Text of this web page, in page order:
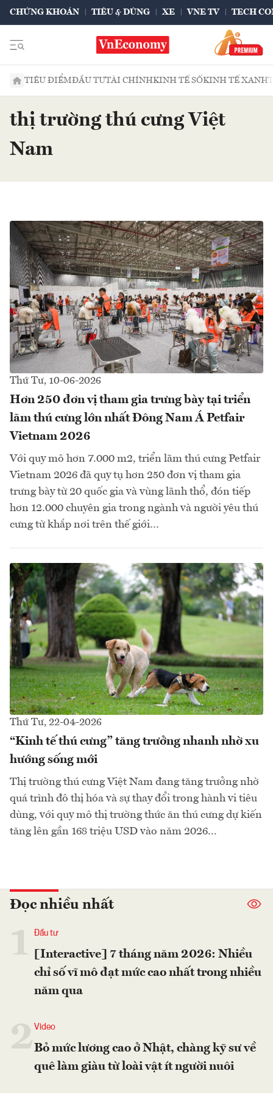
CHỨNG KHOÁN TIÊU & DÙNG XE VNE TV TECH
TIÊU ĐIỂMĐẦU TƯTÀI CHÍNHKINH TẾ SỐKINH TẾ XANH
thị trường thú cưng Việt
Nam
Thứ Tư, 10-06-2026
Hơn 250 đơn vị tham gia trưng bày tại triển
lãm thú cưng lớn nhất Đông Nam Á Petfair
Vietnam 2026
Với quy mô hơn 7.000 m2, triển lãm thú cưng Petfair
Vietnam 2026 đã quy tụ hơn 250 đơn vị tham gia
trưng bày từ 20 quốc gia và vùng lãnh thổ, đón tiếp
hơn 12.000 chuyên gia trong ngành và người yêu thú
cưng từ khắp nơi trên thế giới…
Thứ Tư, 22-04-2026
“Kinh tế thú cưng” tăng trưởng nhanh nhờ xu
hướng sống mới
Thị trường thú cưng Việt Nam đang tăng trưởng nhờ
quá trình đô thị hóa và sự thay đổi trong hành vi tiêu
dùng, với quy mô thị trường thức ăn thú cưng dự kiến
tăng lên gần 168 triệu USD vào năm 2026...
Đọc nhiều nhất
Đầu tư
[Interactive] 7 tháng năm 2026: Nhiều
chỉ số vĩ mô đạt mức cao nhất trong nhiều
năm qua
2Video
Bỏ mức lương cao ở Nhật, chàng kỹ sư về
quê làm giàu từ loài vật ít người nuôi